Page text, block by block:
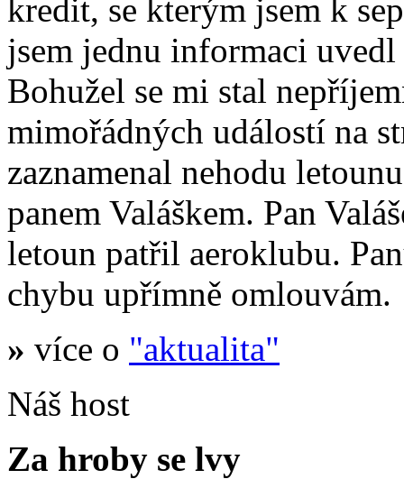
kredit, se kterým jsem k
jsem jednu informaci uvedl
Bohužel se mi stal
mimořádných událostí na
zaznamenal nehodu
panem Valáškem. Pan
letoun patřil aeroklubu.
chybu upřímně omlouvám.
» více o "aktualita"
Náš host
Za hroby se lvy